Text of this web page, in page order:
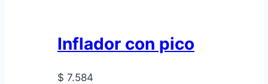
Inflador con pico
$ 7.584